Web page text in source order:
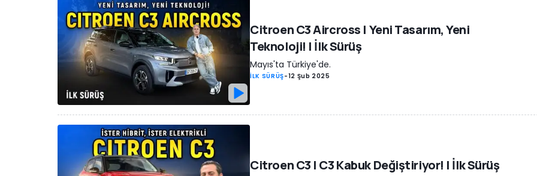
Citroen C3 Aircross | Yeni Tasarım, Yeni
Teknoloji! | İlk Sürüş
Mayıs'ta Türkiye'de.
İLK SÜRÜŞ-12 Şub 2025
Citroen C3 | C3 Kabuk Değiştiriyor! | İlk Sürüş